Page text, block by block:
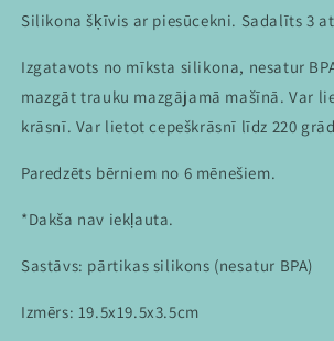
Silikona šķīvis ar piesūcekni. Sadalīts 3
Izgatavots no mīksta silikona, nesatur
mazgāt trauku mazgājamā mašīnā. Var
krāsnī. Var lietot cepeškrāsnī līdz 220
Paredzēts bērniem no 6 mēnešiem.
*Dakša nav iekļauta.
Sastāvs: pārtikas silikons (nesatur BPA)
Izmērs: 19.5x19.5x3.5cm